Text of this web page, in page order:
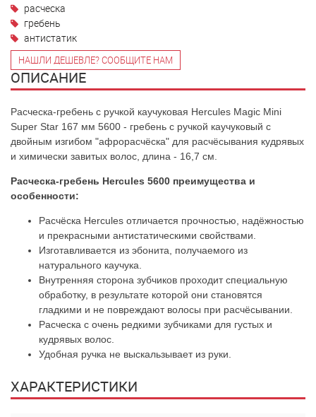
расческа
гребень
антистатик
НАШЛИ ДЕШЕВЛЕ? СООБЩИТЕ НАМ
ОПИСАНИЕ
Расческа-гребень с ручкой каучуковая Hercules Magic Mini
Super Star 167 мм 5600 - гребень с ручкой каучуковый с
двойным изгибом "афрорасчёска" для расчёсывания кудрявых
и химически завитых волос, длина - 16,7 см.
Расческа-гребень Hercules 5600 преимущества и
особенности:
Расчёска Hercules отличается прочностью, надёжностью
и прекрасными антистатическими свойствами.
Изготавливается из эбонита, получаемого из
натурального каучука.
Внутренняя сторона зубчиков проходит специальную
обработку, в результате которой они становятся
гладкими и не повреждают волосы при расчёсывании.
Расческа с очень редкими зубчиками для густых и
кудрявых волос.
Удобная ручка не выскальзывает из руки.
ХАРАКТЕРИСТИКИ